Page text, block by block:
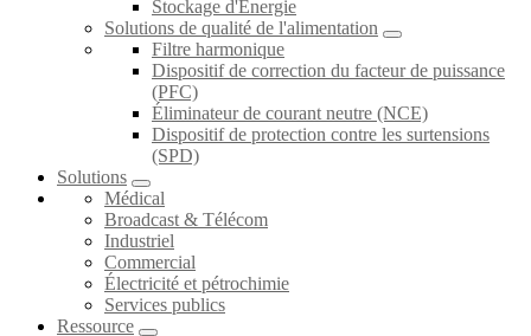
Stockage d'Energie
Solutions de qualité de l'alimentation
Filtre harmonique
Dispositif de correction du facteur de puissance
(PFC)
Éliminateur de courant neutre (NCE)
Dispositif de protection contre les surtensions
(SPD)
Solutions
Médical
Broadcast & Télécom
Industriel
Commercial
Électricité et pétrochimie
Services publics
Ressource